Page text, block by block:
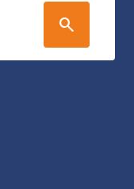
search